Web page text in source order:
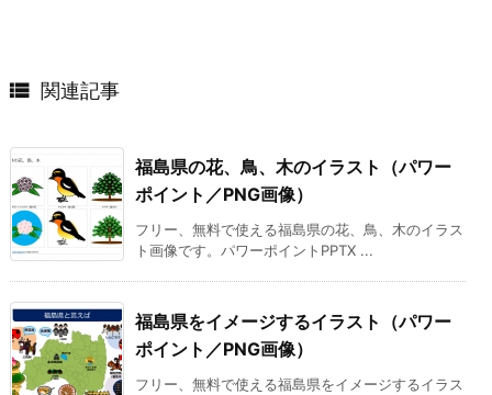
 関連記事
福島県の花、鳥、木のイラスト（パワー
ポイント／PNG画像）
フリー、無料で使える福島県の花、鳥、木のイラス
ト画像です。パワーポイントPPTX ...
福島県をイメージするイラスト（パワー
ポイント／PNG画像）
フリー、無料で使える福島県をイメージするイラス